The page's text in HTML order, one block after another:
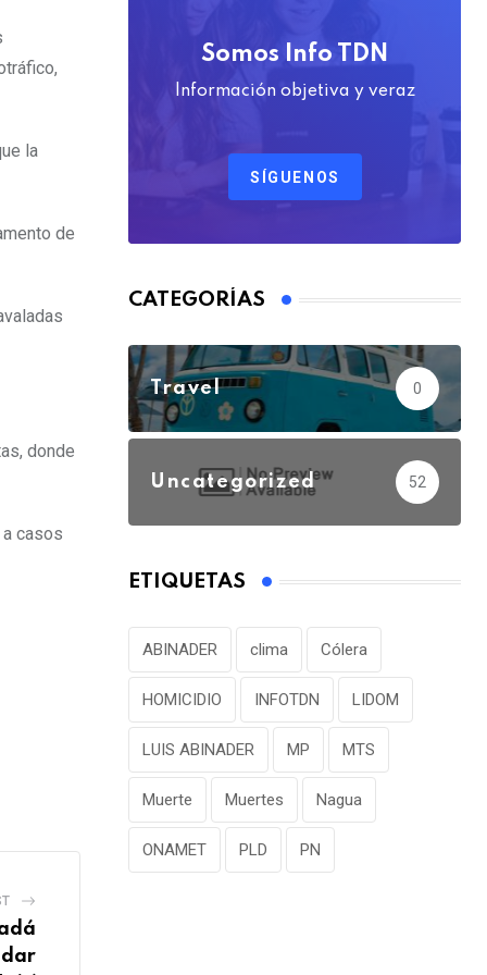
la
de
donde
casos
Somos Info TDN
Información objetiva y veraz
SÍGUENOS
CATEGORÍAS
Travel 0
Uncategorized 52
ETIQUETAS
ABINADER clima Cólera
HOMICIDIO INFOTDN LIDOM
LUIS ABINADER MP MTS
Muerte Muertes Nagua
ONAMET PLD PN